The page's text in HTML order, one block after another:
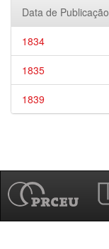
Data de Publicação
1834
1835
1839